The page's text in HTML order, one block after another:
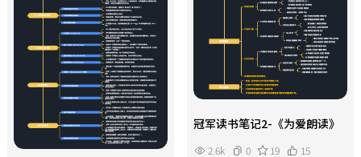
冠军读书笔记2-《为爱朗读》
2.6k 0 19
15